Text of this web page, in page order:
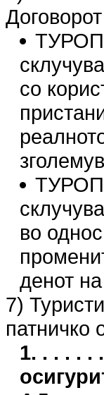
со
во
денот
7)
патничко
1. . . . . .